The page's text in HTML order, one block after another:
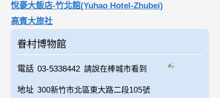
悅豪大飯店-竹北館(Yuhao Hotel-Zhubei)
高賓大旅社
眷村博物館
電話 03-5338442 請說在棒城市看到
地址 300新竹市北區東大路二段105號